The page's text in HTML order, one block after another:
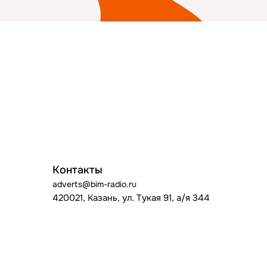
Контакты
adverts@bim-radio.ru
420021, Казань, ул. Тукая 91, а/я 344